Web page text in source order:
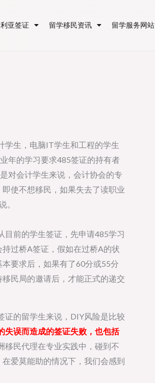
亚签证 留学移民资讯 留学服务网站
学生，电脑IT学生和工程的学生
年的学习要求485签证的持有者
对会计学生来说，会计协会的专
使不想移民，如果失去了读职业
。
目前的学生签证，先申请485学习
过桥A签证，假如在过桥A的状
要求后，如果有了60分或55分
民局的邀请后，才能正式的递交
证的留学生来说，DIY风险是比较
失误而造成的签证失败，也包括
移民代理在专业实践中，碰到不
爱莫能助的情况下，我们会感到